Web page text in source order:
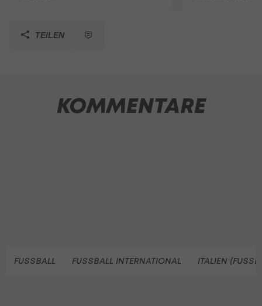
TEILEN
KOMMENTARE
FUSSBALL FUSSBALL INTERNATIONAL ITALIEN